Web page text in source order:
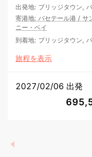
出発地: ブリッジタウン,
寄港地: バセテール港 / サ
ニー・ベイ
到着地: ブリッジタウン,
旅程を表示
2027/02/06 出発